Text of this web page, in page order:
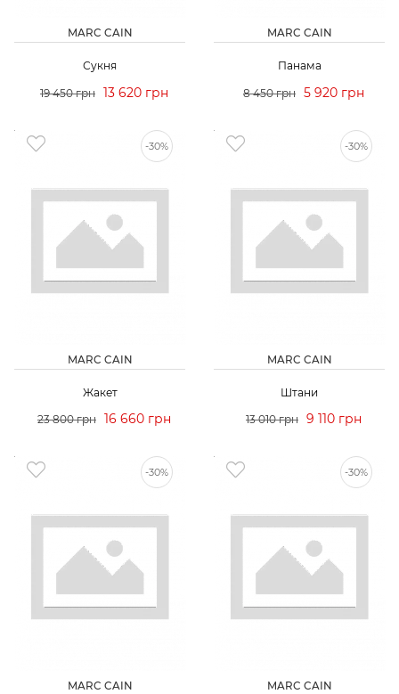
MARC CAIN
Сукня
19 450 грн 13 620 грн
MARC CAIN
Панама
8 450 грн 5 920 грн
-30%
MARC CAIN
Жакет
23 800 грн 16 660 грн
-30%
MARC CAIN
Штани
13 010 грн 9 110 грн
-30%
MARC CAIN
-30%
MARC CAIN